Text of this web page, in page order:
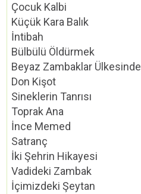
Çocuk Kalbi
Küçük Kara Balık
İntibah
Bülbülü Öldürmek
Beyaz Zambaklar Ülkesinde
Don Kişot
Sineklerin Tanrısı
Toprak Ana
İnce Memed
Satranç
İki Şehrin Hikayesi
Vadideki Zambak
İçimizdeki Şeytan